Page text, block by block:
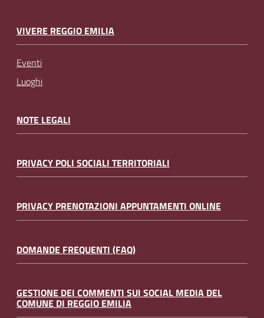
VIVERE REGGIO EMILIA
Eventi
Luoghi
NOTE LEGALI
PRIVACY POLI SOCIALI TERRITORIALI
PRIVACY PRENOTAZIONI APPUNTAMENTI ONLINE
DOMANDE FREQUENTI (FAQ)
GESTIONE DEI COMMENTI SUI SOCIAL MEDIA DEL
COMUNE DI REGGIO EMILIA